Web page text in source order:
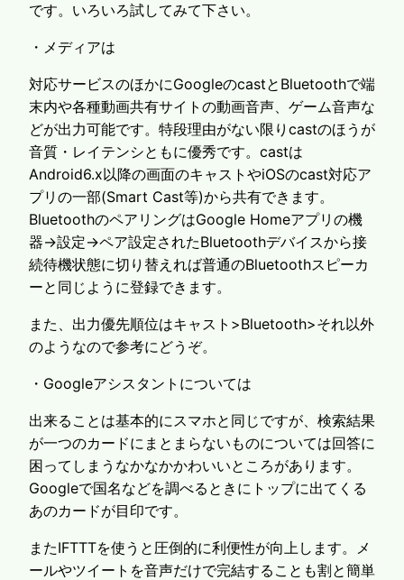
です。いろいろ試してみて下さい。
・メディアは
対応サービスのほかにGoogleのcastとBluetoothで端
末内や各種動画共有サイトの動画音声、ゲーム音声な
どが出力可能です。特段理由がない限りcastのほうが
音質・レイテンシともに優秀です。castは
Android6.x以降の画面のキャストやiOSのcast対応ア
プリの一部(Smart Cast等)から共有できます。
BluetoothのペアリングはGoogle Homeアプリの機
器→設定→ペア設定されたBluetoothデバイスから接
続待機状態に切り替えれば普通のBluetoothスピーカ
ーと同じように登録できます。
また、出力優先順位はキャスト>Bluetooth>それ以外
のようなので参考にどうぞ。
・Googleアシスタントについては
出来ることは基本的にスマホと同じですが、検索結果
が一つのカードにまとまらないものについては回答に
困ってしまうなかなかかわいいところがあります。
Googleで国名などを調べるときにトップに出てくる
あのカードが目印です。
またIFTTTを使うと圧倒的に利便性が向上します。メ
ールやツイートを音声だけで完結することも割と簡単